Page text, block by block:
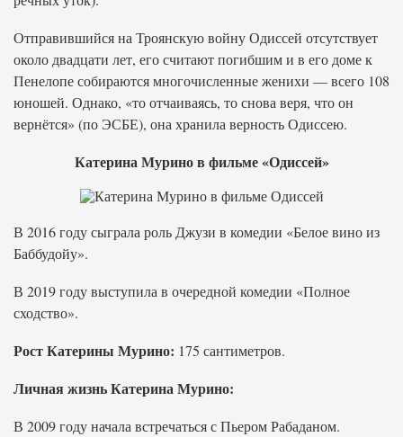
Отправившийся на Троянскую войну Одиссей отсутствует
около двадцати лет, его считают погибшим и в его доме к
Пенелопе собираются многочисленные женихи — всего 108
юношей. Однако, «то отчаиваясь, то снова веря, что он
вернётся» (по ЭСБЕ), она хранила верность Одиссею.
Катерина Мурино в фильме «Одиссей»
В 2016 году сыграла роль Джузи в комедии «Белое вино из
Баббудойу».
В 2019 году выступила в очередной комедии «Полное
сходство».
Рост Катерины Мурино: 175 сантиметров.
Личная жизнь Катерина Мурино:
В 2009 году начала встречаться с Пьером Рабаданом.